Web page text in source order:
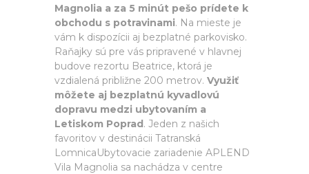
Magnolia a za 5 minút pešo prídete k
obchodu s potravinami. Na mieste je
vám k dispozícii aj bezplatné parkovisko.
Raňajky sú pre vás pripravené v hlavnej
budove rezortu Beatrice, ktorá je
vzdialená približne 200 metrov. Využiť
môžete aj bezplatnú kyvadlovú
dopravu medzi ubytovaním a
Letiskom Poprad. Jeden z našich
favoritov v destinácii Tatranská
LomnicaUbytovacie zariadenie APLEND
Vila Magnolia sa nachádza v centre